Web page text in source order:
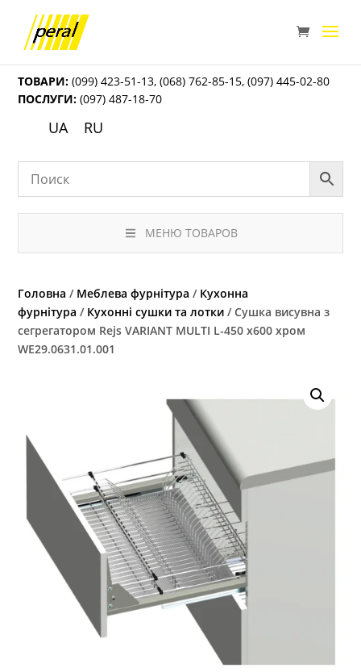
ТОВАРИ: (099) 423-51-13,(068) 762-85-15,(097) 445-02-80
ПОСЛУГИ: (097) 487-18-70
UA RU
МЕНЮ ТОВАРОВ
Головна / Меблева фурнітура / Кухонна
фурнітура / Кухонні сушки та лотки / Сушка висувна з
сегрегатором Rejs VARIANT MULTI L-450 x600 хром
WE29.0631.01.001